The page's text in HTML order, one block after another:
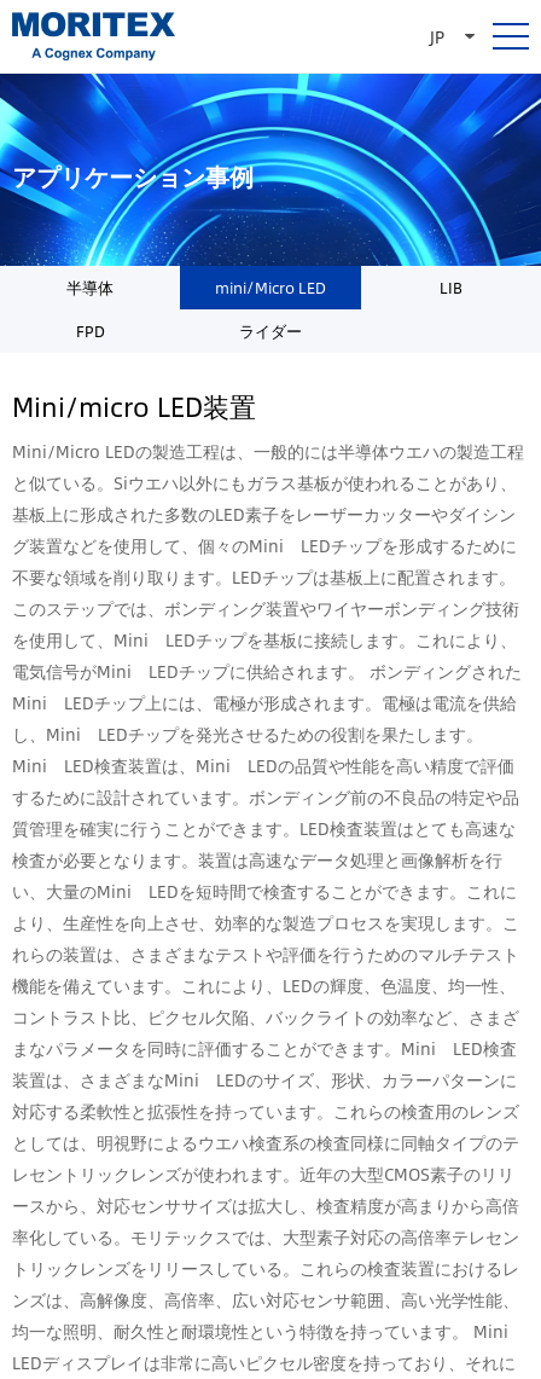
JP
アプリケーション事例
半導体 mini/Micro LED
LIB
FPD
ライダー
Mini/micro LED装置
Mini/Micro LEDの製造工程は、一般的には半導体ウエハの製造工程
と似ている。Siウエハ以外にもガラス基板が使われることがあり、
基板上に形成された多数のLED素子をレーザーカッターやダイシン
グ装置などを使用して、個々のMini LEDチップを形成するために
不要な領域を削り取ります。LEDチップは基板上に配置されます。
このステップでは、ボンディング装置やワイヤーボンディング技術
を使用して、Mini LEDチップを基板に接続します。これにより、
電気信号がMini LEDチップに供給されます。 ボンディングされた
Mini LEDチップ上には、電極が形成されます。電極は電流を供給
し、Mini LEDチップを発光させるための役割を果たします。
Mini LED検査装置は、Mini LEDの品質や性能を高い精度で評価
するために設計されています。ボンディング前の不良品の特定や品
質管理を確実に行うことができます。LED検査装置はとても高速な
検査が必要となります。装置は高速なデータ処理と画像解析を行
い、大量のMini LEDを短時間で検査することができます。これに
より、生産性を向上させ、効率的な製造プロセスを実現します。こ
れらの装置は、さまざまなテストや評価を行うためのマルチテスト
機能を備えています。これにより、LEDの輝度、色温度、均一性、
コントラスト比、ピクセル欠陥、バックライトの効率など、さまざ
まなパラメータを同時に評価することができます。Mini LED検査
装置は、さまざまなMini LEDのサイズ、形状、カラーパターンに
対応する柔軟性と拡張性を持っています。これらの検査用のレンズ
としては、明視野によるウエハ検査系の検査同様に同軸タイプのテ
レセントリックレンズが使われます。近年の大型CMOS素子のリリ
ースから、対応センササイズは拡大し、検査精度が高まりから高倍
率化している。モリテックスでは、大型素子対応の高倍率テレセン
トリックレンズをリリースしている。これらの検査装置におけるレ
ンズは、高解像度、高倍率、広い対応センサ範囲、高い光学性能、
均一な照明、耐久性と耐環境性という特徴を持っています。 Mini
LEDディスプレイは非常に高いピクセル密度を持っており、それに